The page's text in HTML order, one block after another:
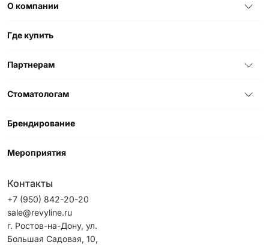
О компании
Где купить
Партнерам
Стоматологам
Брендирование
Мероприятия
Контакты
+7 (950) 842-20-20
sale@revyline.ru
г. Ростов-на-Дону, ул.
Большая Садовая, 10,